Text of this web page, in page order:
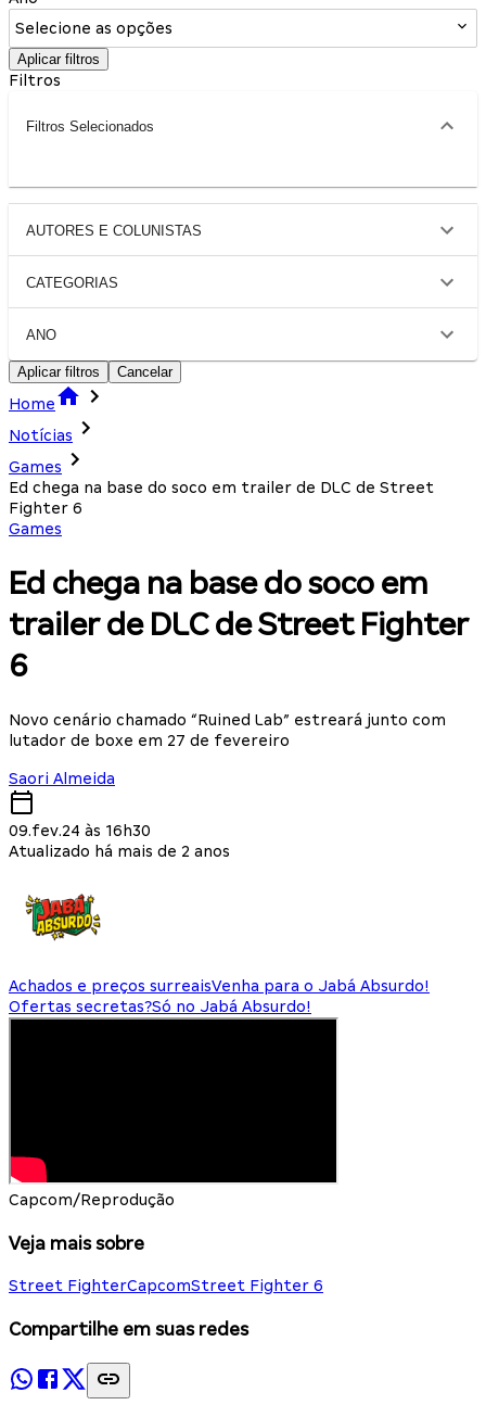
Selecione as opções
Aplicar filtros
Filtros
Filtros Selecionados
AUTORES E COLUNISTAS
CATEGORIAS
ANO
Aplicar filtros Cancelar
Home
Notícias
Games
Ed chega na base do soco em trailer de DLC de Street
Fighter 6
Games
Ed chega na base do soco em
trailer de DLC de Street Fighter
6
Novo cenário chamado “Ruined Lab” estreará junto com
lutador de boxe em 27 de fevereiro
Saori Almeida
09.fev.24 às 16h30
Atualizado há mais de 2 anos
Achados e preços surreaisVenha para o Jabá Absurdo!
Ofertas secretas?Só no Jabá Absurdo!
Capcom/Reprodução
Veja mais sobre
Street FighterCapcomStreet Fighter 6
Compartilhe em suas redes